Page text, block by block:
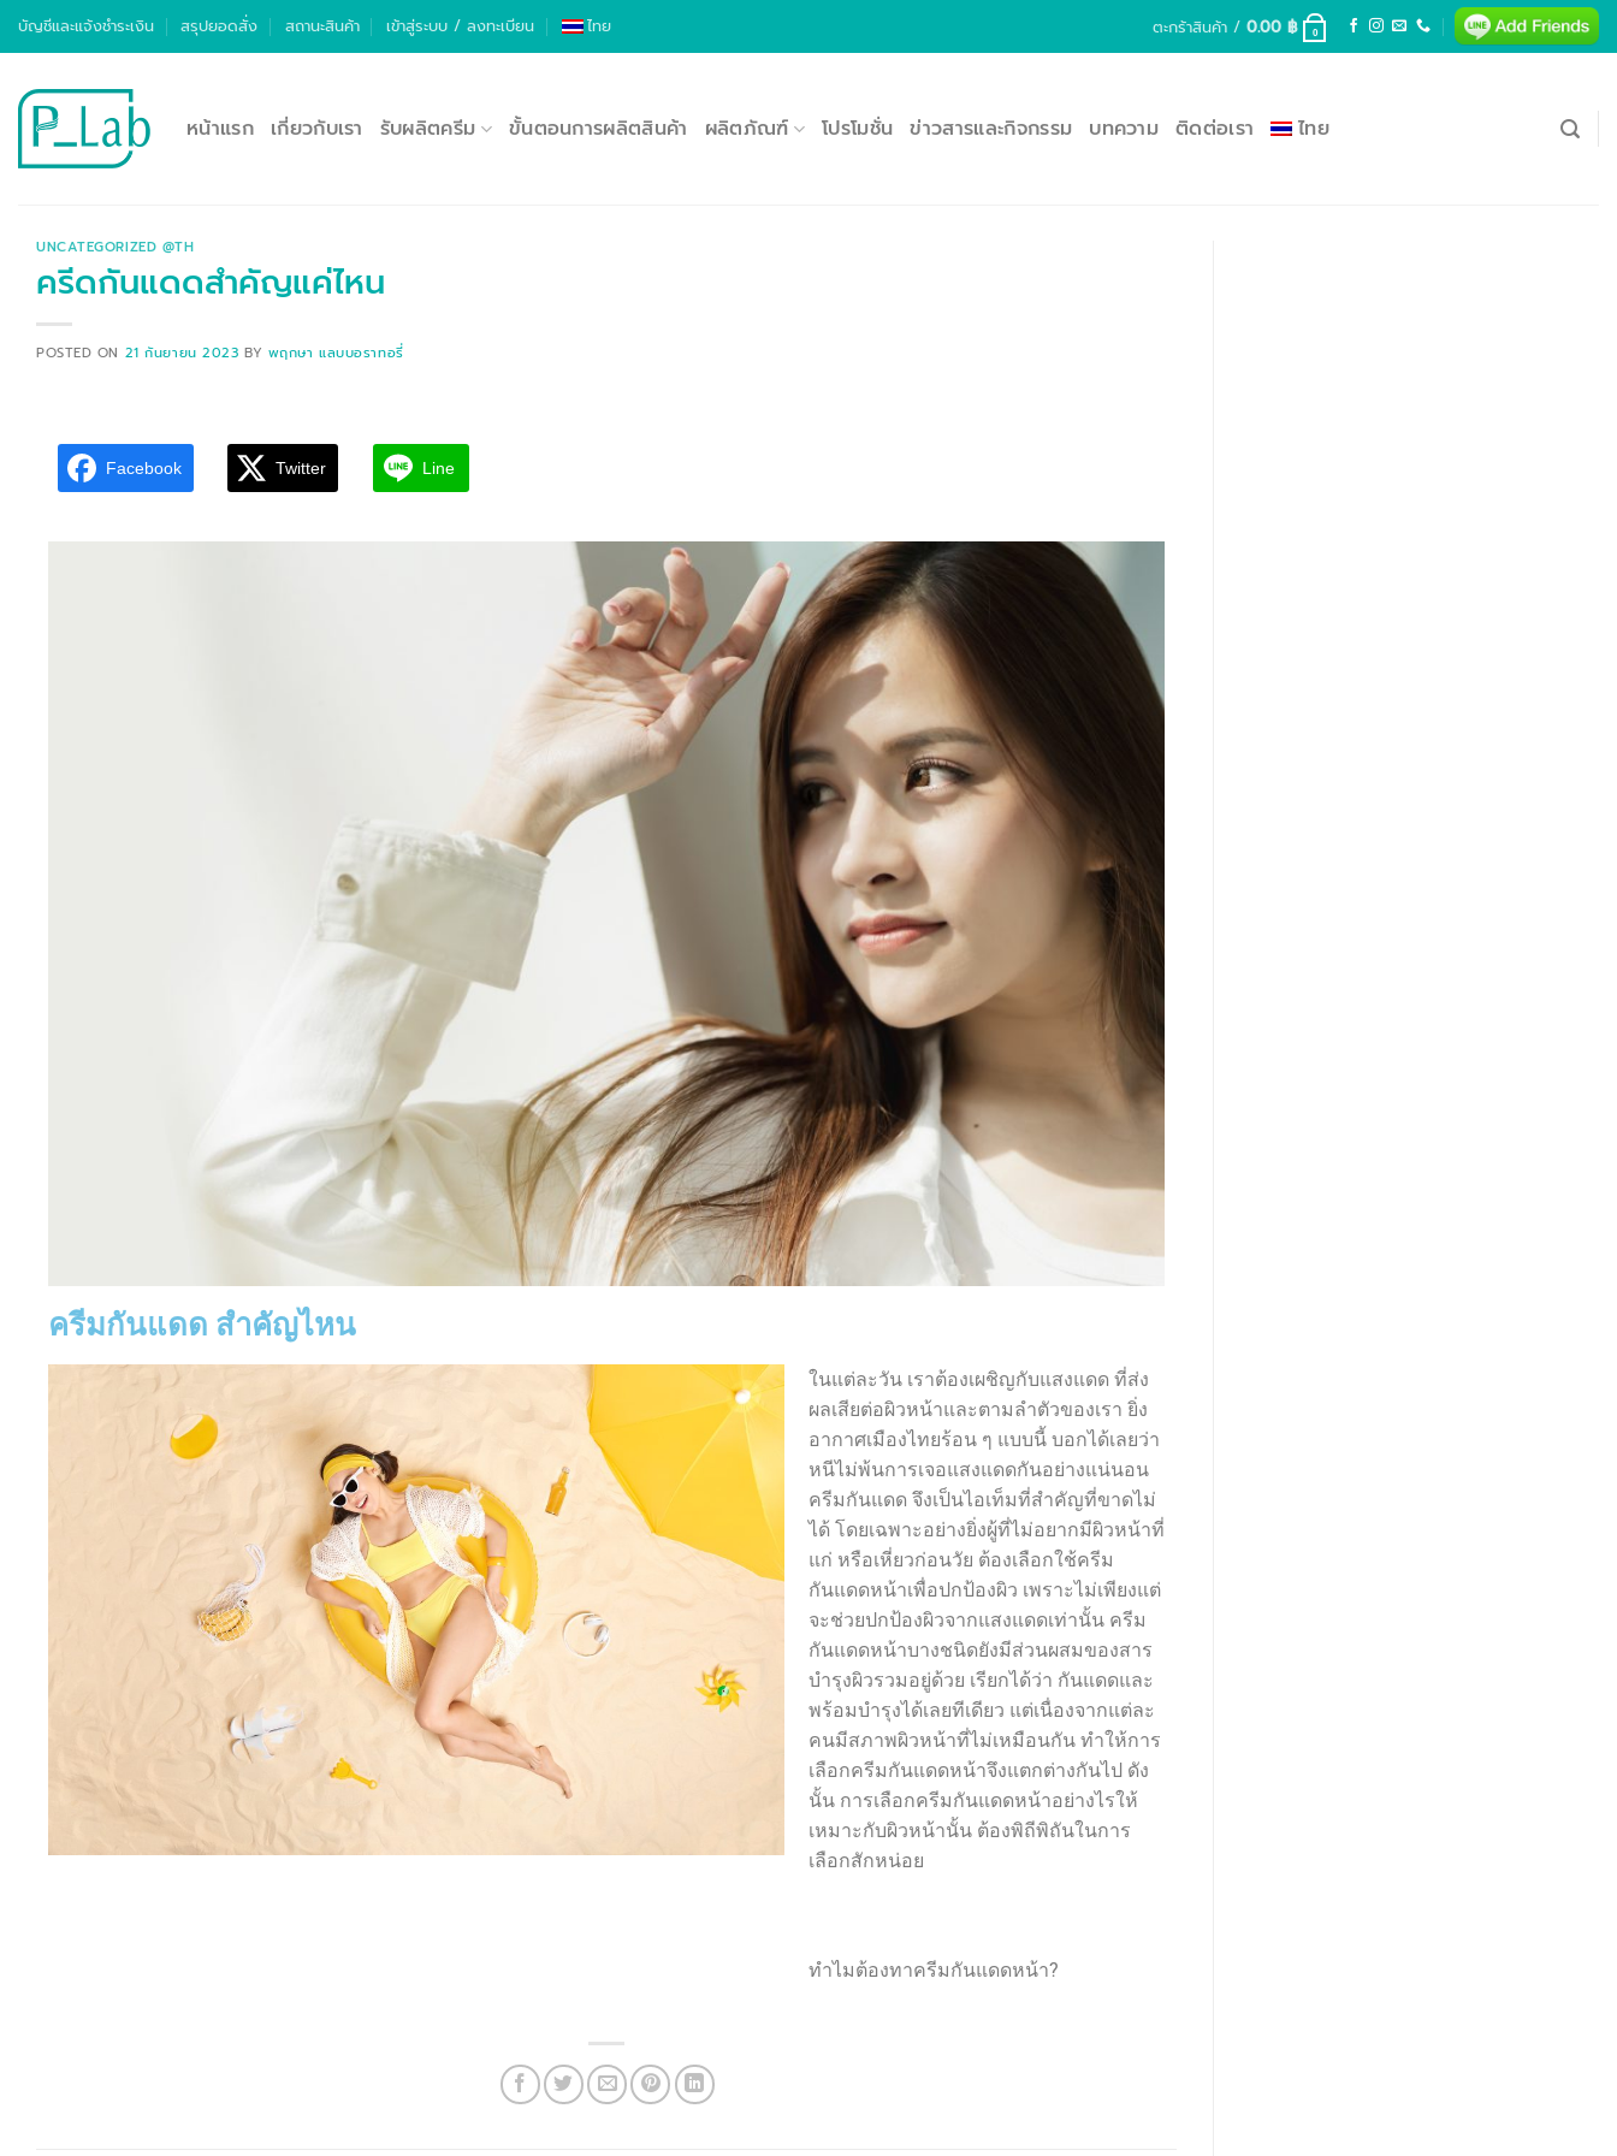
บัญชีและแจ้งชำระเงิน สรุปยอดสั่ง สถานะสินค้า เข้าสู่ระบบ / ลงทะเบียน ไทย ตะกร้าสินค้า /0.00฿ 0
หน้าแรก เกี่ยวกับเรา รับผลิตครีม ขั้นตอนการผลิตสินค้า ผลิตภัณฑ์ โปรโมชั่น ข่าวสารและกิจกรรม บทความ ติดต่อเรา ไทย
UNCATEGORIZED @TH
ครีดกันแดดสำคัญแค่ไหน
POSTED ON 21 กันยายน 2023 BY พฤกษา แลบบอราทอรี่
Facebook Twitter Line
ครีมกันแดด สำคัญไหน
ในแต่ละวัน เราต้องเผชิญกับแสงแดด ที่ส่ง
ผลเสียต่อผิวหน้าและตามลำตัวของเรา ยิ่ง
อากาศเมืองไทยร้อน ๆ แบบนี้ บอกได้เลยว่า
หนีไม่พ้นการเจอแสงแดดกันอย่างแน่นอน
ครีมกันแดด จึงเป็นไอเท็มที่สำคัญที่ขาดไม่
ได้ โดยเฉพาะอย่างยิ่งผู้ที่ไม่อยากมีผิวหน้าที่
แก่ หรือเหี่ยวก่อนวัย ต้องเลือกใช้ครีม
กันแดดหน้าเพื่อปกป้องผิว เพราะไม่เพียงแต่
จะช่วยปกป้องผิวจากแสงแดดเท่านั้น ครีม
กันแดดหน้าบางชนิดยังมีส่วนผสมของสาร
บำรุงผิวรวมอยู่ด้วย เรียกได้ว่า กันแดดและ
พร้อมบำรุงได้เลยทีเดียว แต่เนื่องจากแต่ละ
คนมีสภาพผิวหน้าที่ไม่เหมือนกัน ทำให้การ
เลือกครีมกันแดดหน้าจึงแตกต่างกันไป ดัง
นั้น การเลือกครีมกันแดดหน้าอย่างไรให้
เหมาะกับผิวหน้านั้น ต้องพิถีพิถันในการ
เลือกสักหน่อย
ทำไมต้องทาครีมกันแดดหน้า?